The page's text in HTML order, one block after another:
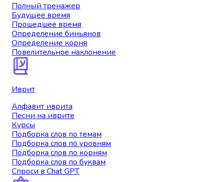
Полный тренажер
Будущее время
Прошедшее время
Определение биньянов
Определение корня
Повелительное наклонение
Иврит
Алфавит иврита
Песни на иврите
Курсы
Подборка слов по темам
Подборка слов по уровням
Подборка слов по корням
Подборка слов по буквам
Спроси в Chat GPT